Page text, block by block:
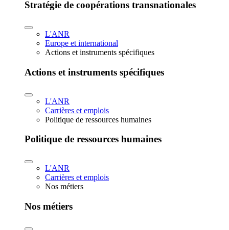
Stratégie de coopérations transnationales
L'ANR
Europe et international
Actions et instruments spécifiques
Actions et instruments spécifiques
L'ANR
Carrières et emplois
Politique de ressources humaines
Politique de ressources humaines
L'ANR
Carrières et emplois
Nos métiers
Nos métiers